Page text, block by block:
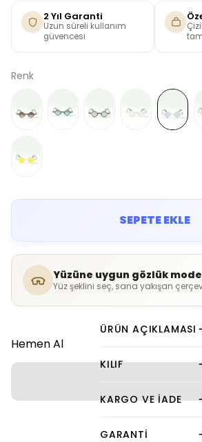
2 Yıl Garanti
Uzun süreli kullanım
güvencesi
Renk
SEPETE EKLE
Yüzüne uygun gözlük
Yüz şeklini seç, sana yakışan
Hemen Al
ÜRÜN AÇIKLAMASI
KILIF
KARGO VE İADE
GARANTI